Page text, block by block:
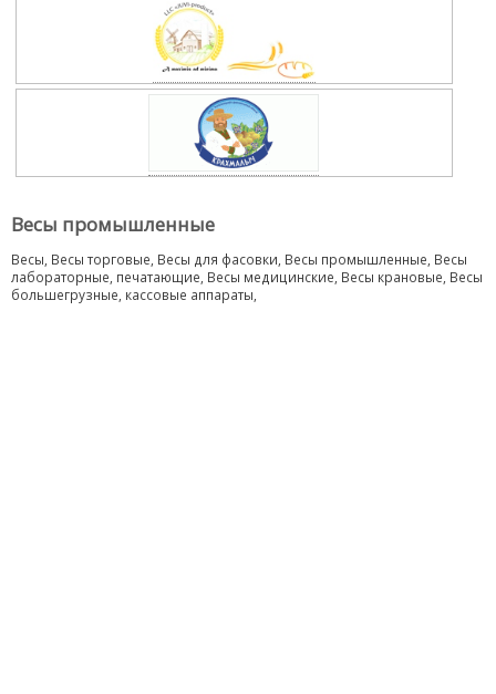
Весы промышленные
Весы, Весы торговые, Весы для фасовки, Весы промышленные, Весы
лабораторные, печатающие, Весы медицинские, Весы крановые, Весы
большегрузные, кассовые аппараты,